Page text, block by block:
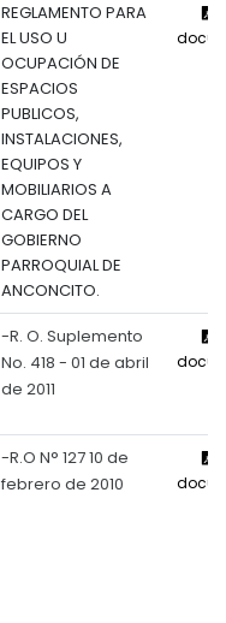
REGLAMENTO PARA
EL USO U
OCUPACIÓN DE
ESPACIOS
PUBLICOS,
INSTALACIONES,
EQUIPOS Y
MOBILIARIOS A
CARGO DEL
GOBIERNO
PARROQUIAL DE
ANCONCITO.
-R. O. Suplemento
No. 418 - 01 de abril
de 2011
-R.O N° 127 10 de
febrero de 2010